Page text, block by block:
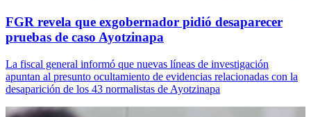
FGR revela que exgobernador pidió desaparecer
pruebas de caso Ayotzinapa
La fiscal general informó que nuevas líneas de investigación
apuntan al presunto ocultamiento de evidencias relacionadas con la
desaparición de los 43 normalistas de Ayotzinapa